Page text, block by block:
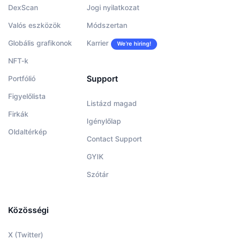
DexScan
Valós eszközök
Globális grafikonok
NFT-k
Portfólió
Figyelőlista
Firkák
Oldaltérkép
Jogi nyilatkozat
Módszertan
Karrier We’re hiring!
Support
Listázd magad
Igénylőlap
Contact Support
GYIK
Szótár
Közösségi
X (Twitter)